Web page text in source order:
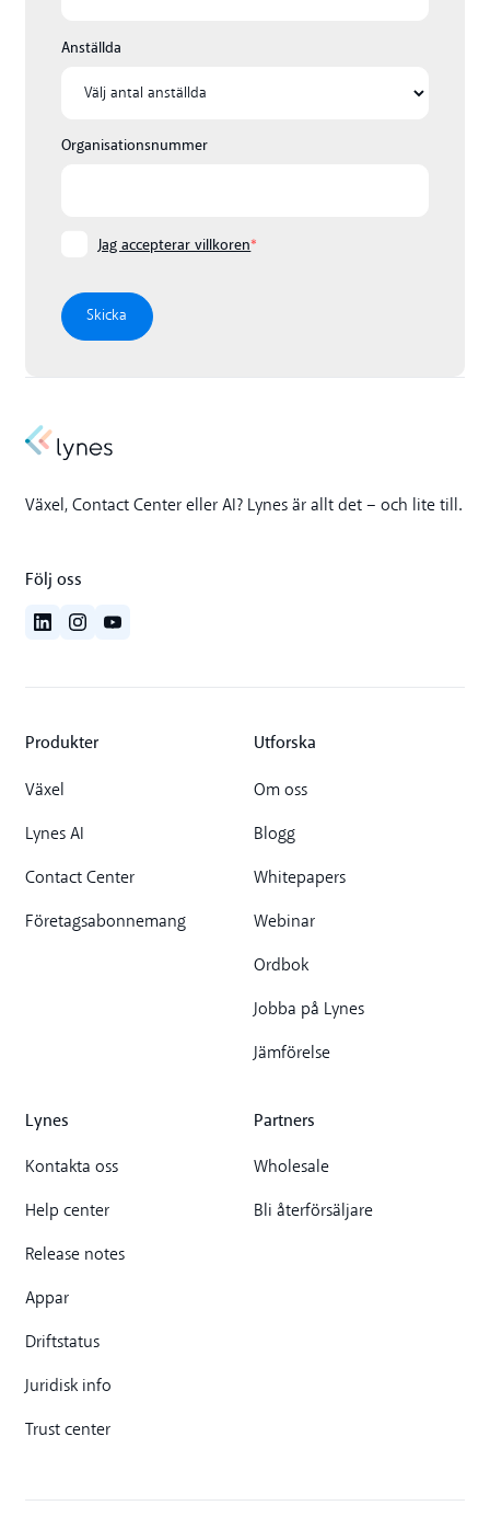
Anställda
Organisationsnummer
Jag accepterar villkoren*
Växel, Contact Center eller AI? Lynes är allt det – och lite till.
Följ oss
Produkter
Växel
Lynes AI
Contact Center
Företagsabonnemang
Utforska
Om oss
Blogg
Whitepapers
Webinar
Ordbok
Jobba på Lynes
Jämförelse
Lynes
Kontakta oss
Help center
Release notes
Appar
Driftstatus
Juridisk info
Trust center
Partners
Wholesale
Bli återförsäljare